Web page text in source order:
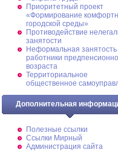
Приоритетный проект
«Формирование
городской среды»
Противодействие
занятости
Неформальная занятость
работники
возраста
Территориальное
общественное
Дополнительная
Полезные ссылки
Ссылки Мирный
Администрация сайта